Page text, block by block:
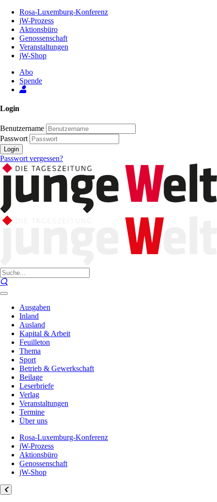
Inhalt
Seite
Rosa-Luxemburg-Konferenz
jW-Prozess
Aktionsbüro
Genossenschaft
Veranstaltungen
jW-Shop
Abo
Spende
Login
Benutzername
Passwort
Login
Passwort vergessen?
Ausgaben
Inland
Ausland
Kapital & Arbeit
Feuilleton
Thema
Sport
Betrieb & Gewerkschaft
Beilage
Leserbriefe
Verlag
Veranstaltungen
Termine
Über uns
Rosa-Luxemburg-Konferenz
jW-Prozess
Aktionsbüro
Genossenschaft
jW-Shop